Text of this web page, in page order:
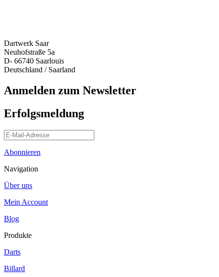
Dartwerk Saar
Neuhofstraße 5a
D- 66740 Saarlouis
Deutschland / Saarland
Anmelden zum Newsletter
Erfolgsmeldung
Abonnieren
Navigation
Über uns
Mein Account
Blog
Produkte
Darts
Billard